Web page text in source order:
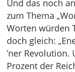
Und das noch
zum Thema
Worten würden
doch gleich:
’ner
Prozent der